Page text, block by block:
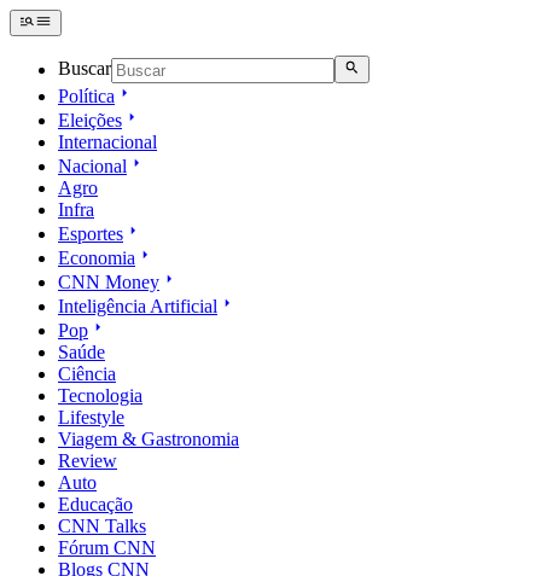
Buscar
Política
Eleições
Internacional
Nacional
Agro
Infra
Esportes
Economia
CNN Money
Inteligência Artificial
Pop
Saúde
Ciência
Tecnologia
Lifestyle
Viagem & Gastronomia
Review
Auto
Educação
CNN Talks
Fórum CNN
Blogs CNN